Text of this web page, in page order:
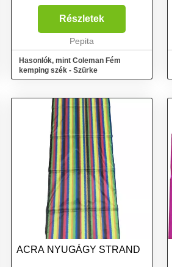
ugyanakkor kompakt módon
összecsukható, így ideális
kempingezéshez és lakókocsis
kirándulásokhoz. Kialakítása
Részletek
Pepita
Hasonlók, mint Coleman Fém
kemping szék - Szürke
ACRA NYUGÁGY STRAND